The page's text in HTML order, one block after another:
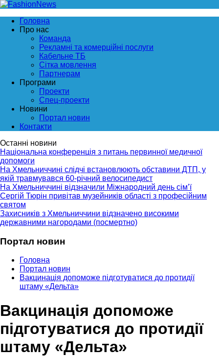
Головна
Про нас
Команда
Рекламні та комерційні послуги
Кабельне ТБ
Сітка мовлення
Партнерам
Програми
Проекти
Спец-проекти
Новини
Портал новин
Контакти
Останні новини
Національна конференція з питань первинної медичної
допомоги
На Хмельниччині слідчі встановлюють обставини ДТП, у
якій травмувався 60-річний велосипедист
На Хмельниччині відзначили Міжнародний день сім’ї
Сергій Тюрін привітав музейників області з професійним
святом
Захисників з Хмельниччини відзначено високими
державними нагородами (посмертно)
Портал новин
Головна
Портал новин
Вакцинація допоможе підготуватися до протидії
штаму «Дельта»
Вакцинація допоможе
підготуватися до протидії
штаму «Дельта»